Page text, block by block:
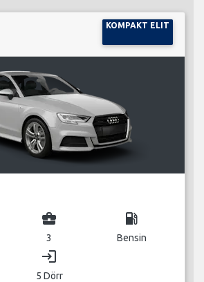
KOMPAKT ELIT
business_center
3
local_gas_station
Bensin
login
5 Dörr